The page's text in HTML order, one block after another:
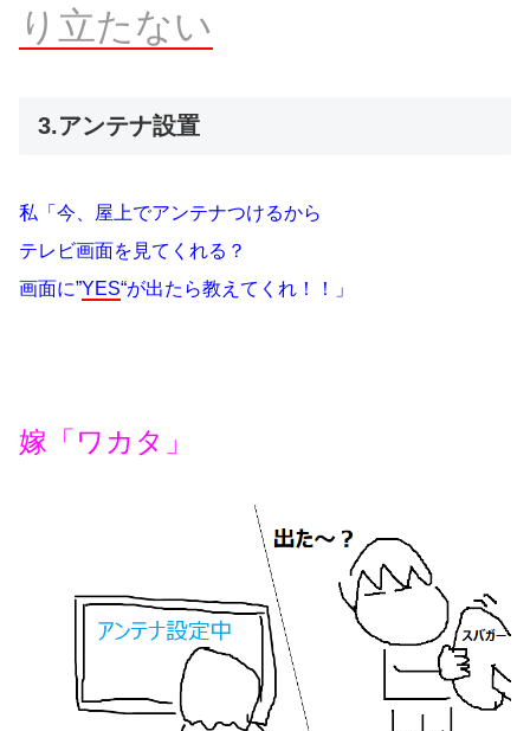
り立たない
3.アンテナ設置
私「今、屋上でアンテナつけるから
テレビ画面を見てくれる？
画面に”YES“が出たら教えてくれ！！」
嫁「ワカタ」